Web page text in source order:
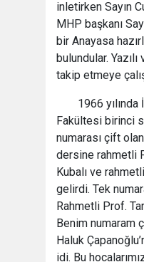
inletirken Sayın
MHP başkanı
bir Anayasa
bulundular.
takip etmeye
1966
Fakültesi birinci
numarası çift
dersine rahmetli
Kubalı ve
gelirdi. Tek
Rahmetli Prof.
Benim numaram
Haluk
idi. Bu